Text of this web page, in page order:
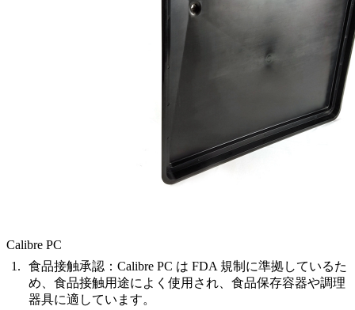
Calibre PC
食品接触承認 ：Calibre PC は FDA 規制に準拠しているた
め、食品接触用途によく使用され、食品保存容器や調理
器具に適しています。